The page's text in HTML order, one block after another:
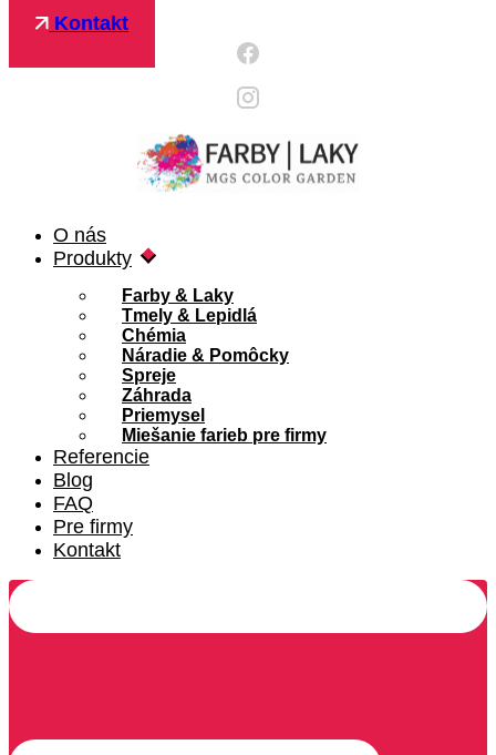
Kontakt
O nás
Produkty
Farby & Laky
Tmely & Lepidlá
Chémia
Náradie & Pomôcky
Spreje
Záhrada
Priemysel
Miešanie farieb pre firmy
Referencie
Blog
FAQ
Pre firmy
Kontakt